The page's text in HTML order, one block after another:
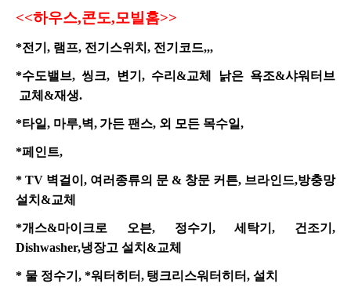
<<하우스,콘도,모빌홈>>
*전기, 램프, 전기스위치, 전기코드,,,
*수도밸브, 씽크, 변기, 수리&교체 낡은 욕조&샤워터브
교체&재생.
*타일, 마루,벽, 가든 팬스, 외 모든 목수일,
*페인트,
* TV 벽걸이, 여러종류의 문 & 창문 커튼, 브라인드,방충망
설치&교체
*개스&마이크로 오븐, 정수기, 세탁기, 건조기,
Dishwasher,냉장고 설치&교체
* 물 정수기, *워터히터, 탱크리스워터히터, 설치